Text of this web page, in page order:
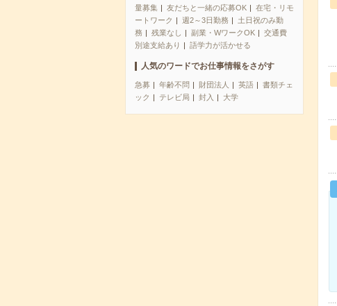
量募集
友だちと一緒の応募OK
在宅・リモ
ートワーク
週2～3日勤務
土日祝のみ勤
務
残業なし 副業・WワークOK
交通費
別途支給あり
語学力が活かせる
人気のワードでお仕事情報をさがす
急募 年齢不問 財団法人 英語
書類チェ
ック
テレビ局 封入 大学